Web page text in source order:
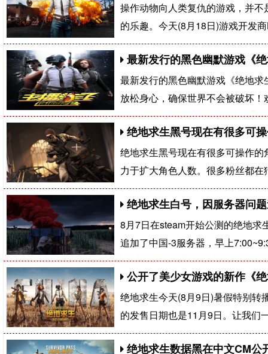
操作动物向人类复仇的游戏，并
的乐趣。今天(8月18日)游戏开发
最新发行的黑色幽默游戏《
最新发行的黑色幽默游戏《绝地
放松身心，确保世界不会被破坏
绝地求生黑号​现在有很多可
绝地求生黑号现在有很多可操作
力于扩大角色人数。很多粉丝都
绝地求生白号，因服务器问
8月7日在steam开始公测的绝地求
追加了中国-3服务器，早上
公开了美少女游戏的新作《
绝地求生今天(8月9日)暑假特别转
的发售日期也是11月9日。让我们
绝地求生数据黑在中文CM公